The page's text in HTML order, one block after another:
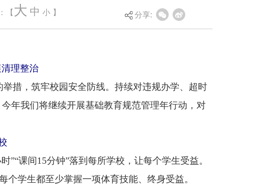
【大 中 小 】 分享:
础教育规范管理年行动，对
一项体育技能、终身受益。
万人。